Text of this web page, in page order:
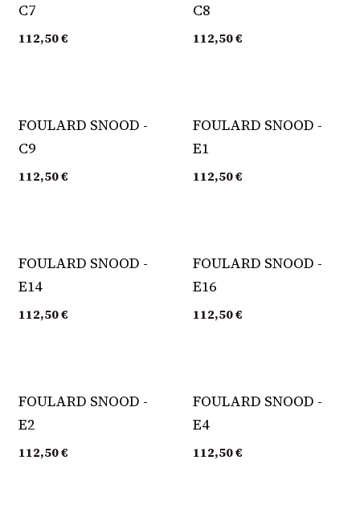
C7
112,50€
C8
112,50€
FOULARD SNOOD -
C9
112,50€
FOULARD SNOOD -
E1
112,50€
FOULARD SNOOD -
E14
112,50€
FOULARD SNOOD -
E16
112,50€
FOULARD SNOOD -
E2
112,50€
FOULARD SNOOD -
E4
112,50€